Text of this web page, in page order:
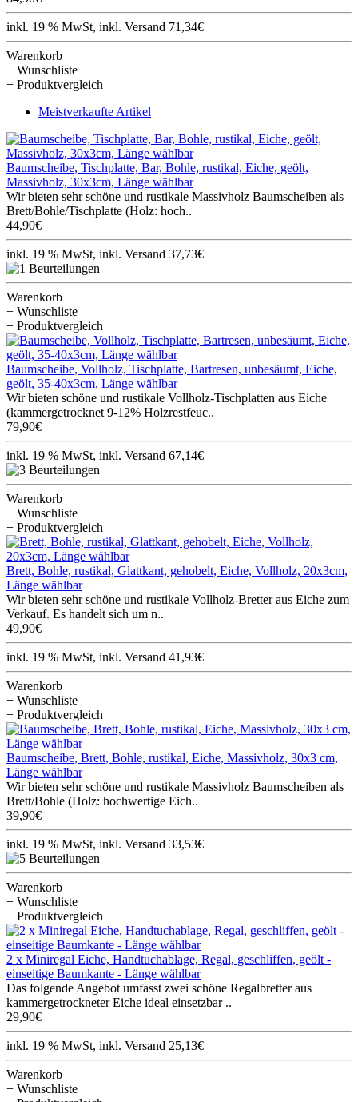
inkl. 19 % MwSt, inkl. Versand 71,34€
Warenkorb
+ Wunschliste
+ Produktvergleich
Meistverkaufte Artikel
Baumscheibe, Tischplatte, Bar, Bohle, rustikal, Eiche, geölt,
Massivholz, 30x3cm, Länge wählbar
Wir bieten sehr schöne und rustikale Massivholz Baumscheiben als
Brett/Bohle/Tischplatte (Holz: hoch..
44,90€
inkl. 19 % MwSt, inkl. Versand 37,73€
Warenkorb
+ Wunschliste
+ Produktvergleich
Baumscheibe, Vollholz, Tischplatte, Bartresen, unbesäumt, Eiche,
geölt, 35-40x3cm, Länge wählbar
Wir bieten schöne und rustikale Vollholz-Tischplatten aus Eiche
(kammergetrocknet 9-12% Holzrestfeuc..
79,90€
inkl. 19 % MwSt, inkl. Versand 67,14€
Warenkorb
+ Wunschliste
+ Produktvergleich
Brett, Bohle, rustikal, Glattkant, gehobelt, Eiche, Vollholz, 20x3cm,
Länge wählbar
Wir bieten sehr schöne und rustikale Vollholz-Bretter aus Eiche zum
Verkauf. Es handelt sich um n..
49,90€
inkl. 19 % MwSt, inkl. Versand 41,93€
Warenkorb
+ Wunschliste
+ Produktvergleich
Baumscheibe, Brett, Bohle, rustikal, Eiche, Massivholz, 30x3 cm,
Länge wählbar
Wir bieten sehr schöne und rustikale Massivholz Baumscheiben als
Brett/Bohle (Holz: hochwertige Eich..
39,90€
inkl. 19 % MwSt, inkl. Versand 33,53€
Warenkorb
+ Wunschliste
+ Produktvergleich
2 x Miniregal Eiche, Handtuchablage, Regal, geschliffen, geölt -
einseitige Baumkante - Länge wählbar
Das folgende Angebot umfasst zwei schöne Regalbretter aus
kammergetrockneter Eiche ideal einsetzbar ..
29,90€
inkl. 19 % MwSt, inkl. Versand 25,13€
Warenkorb
+ Wunschliste